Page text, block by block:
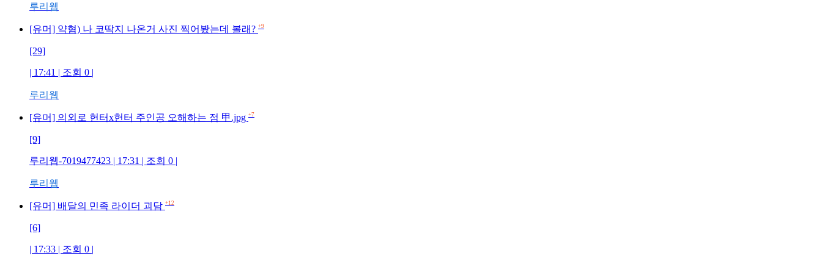
루리웹
[유머] 약혐) 나 코딱지 나온거 사진 찍어봤는데 볼래? +9
[29]
| 17:41 | 조회 0 |
루리웹
[유머] 의외로 헌터x헌터 주인공 오해하는 점 甲.jpg +7
[9]
루리웹-7019477423 | 17:31 | 조회 0 |
루리웹
[유머] 배달의 민족 라이더 괴담 +12
[6]
| 17:33 | 조회 0 |